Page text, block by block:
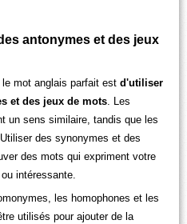
antonymes et des jeux
le mot anglais parfait estd'utiliser
et des jeux de mots. Les
un sens similaire, tandis que les
des synonymes et des
des mots qui expriment votre
intéressante.
les homophones et les
utilisés pour ajouter de la